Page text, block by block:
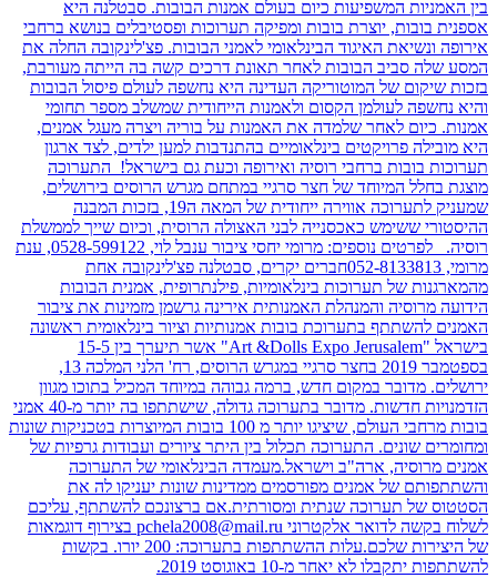
בין האמניות המשפיעות כיום בעולם אמנות הבובות. סבטלנה היא
אספנית בובות, יוצרת בובות ומפיקה תערוכות ופסטיבלים בנושא ברחבי
אירופה ונשיאת האיגוד הבינלאומי לאמני הבובות. פצ'לינקובה החלה את
המסע שלה סביב הבובות לאחר תאונת דרכים קשה בה הייתה מעורבת,
בזכות שיקום של המוטוריקה העדינה היא נחשפה לעולם פיסול הבובות
והיא נחשפה לעולמן הקסום ולאמנות הייחודית שמשלב מספר תחומי
אמנות. כיום לאחר שלמדה את האמנות על בוריה ויצרה מעגל אמנים,
היא מובילה פרויקטים בינלאומיים בהתנדבות למען ילדים, לצד ארגון
תערוכות בובות ברחבי רוסיה ואירופה וכעת גם בישראל! התערוכה
מוצגת בחלל המיוחד של חצר סרגיי במתחם מגרש הרוסים בירושלים,
שמעניק לתערוכה אווירה ייחודית של המאה ה19, בזכות המבנה
ההיסטורי ששימש כאכסנייה לבני האצולה הרוסית, וכיום שייך לממשלת
רוסיה. לפרטים נוספים: מרומי יחסי ציבור ענבל לוי, 0528-599122, ענת
מרומי, 052-8133813חברים יקרים, סבטלנה פצ'לינקובה אחת
מהמארגנות של תערוכות בינלאומיות, פילנתרופית, אמנית הבובות
הידועה מרוסיה והמנהלת האמנותית אירינה גרשמן מזמינות את ציבור
האמנים להשתתף בתערוכת בובות אמנותיות וציור בינלאומית ראשונה
בישראל "Art &Dolls Expo Jerusalem" אשר תיערך בין 15-5
בספטמבר 2019 בחצר סרגיי במגרש הרוסים, רח' הלני המלכה 13,
ירושלים. מדובר במקום חדש, ברמה גבוהה במיוחד המכיל בתוכו מגוון
הזדמנויות חדשות. מדובר בתערוכה גדולה, שישתתפו בה יותר מ-40 אמני
בובות מרחבי העולם, שיציגו יותר מ 100 בובות המיוצרות בטכניקות שונות
ומחומרים שונים. התערוכה תכלול בין היתר ציורים ועבודות גרפיות של
אמנים מרוסיה, ארה"ב וישראל.מעמדה הבינלאומי של התערוכה
והשתתפותם של אמנים מפורסמים ממדינות שונות יעניקו לה את
הסטטוס של תערוכה שנתית ומסורתית.אם ברצונכם להשתתף, עליכם
לשלוח בקשה לדואר אלקטרוני pchela2008@mail.ru בצירוף דוגמאות
של היצירות שלכם.עלות ההשתתפות בתערוכה: 200 יורו. בקשות
להשתתפות יתקבלו לא יאחר מ-10 באוגוסט 2019.